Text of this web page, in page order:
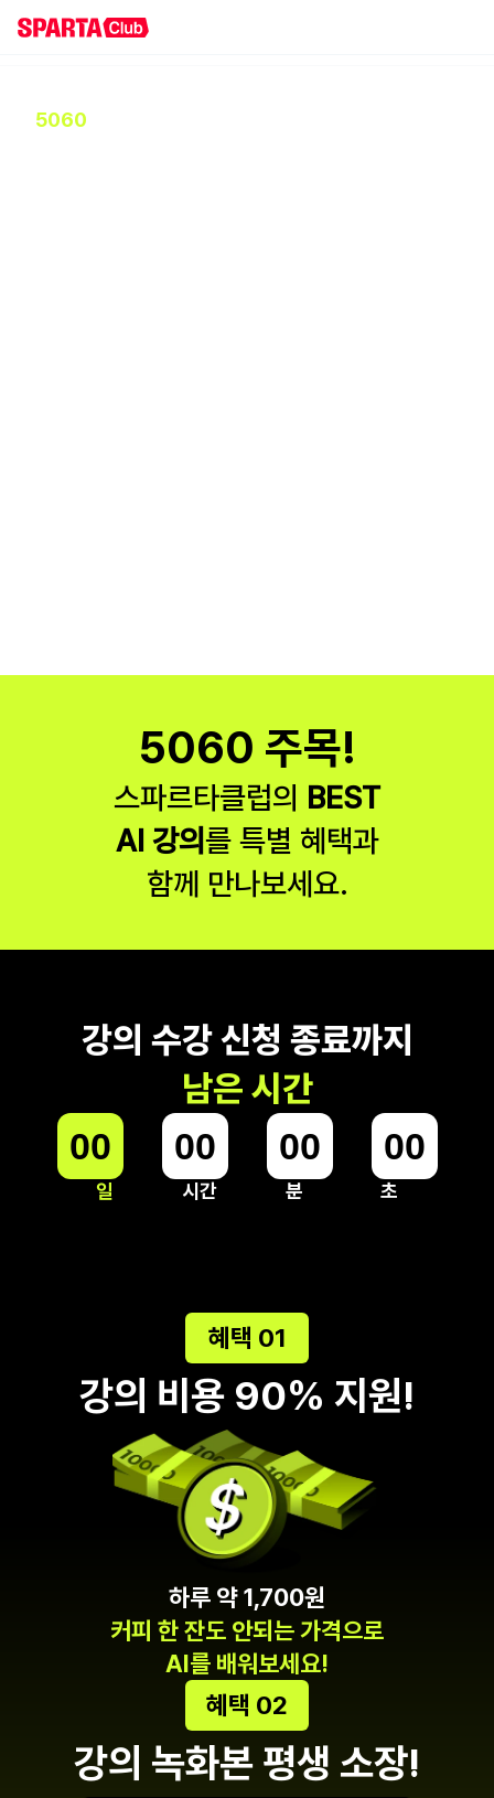
5060
5060 주목!
스파르타클럽의 BEST
AI 강의를 특별 혜택과
함께 만나보세요.
강의 수강 신청 종료까지
남은 시간
00
00 00 00
일 시간 분 초
혜택 01
강의 비용 90% 지원!
하루 약 1,700원
커피 한 잔도 안되는 가격으로
AI를 배워보세요!
혜택 02
강의 녹화본 평생 소장!